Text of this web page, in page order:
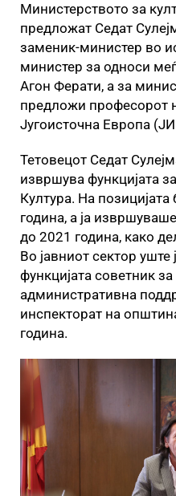
Министерството за
предложат Седат
заменик-министер во
министер за односи
Агон Ферати, а за
предложи професорот
Југоисточна Европа
Тетовецот Седат
извршува функцијата
Култура. На
година, а ја
до 2021 година, како
Во јавниот сектор уште
функцијата советник
административна
инспекторат на
година.